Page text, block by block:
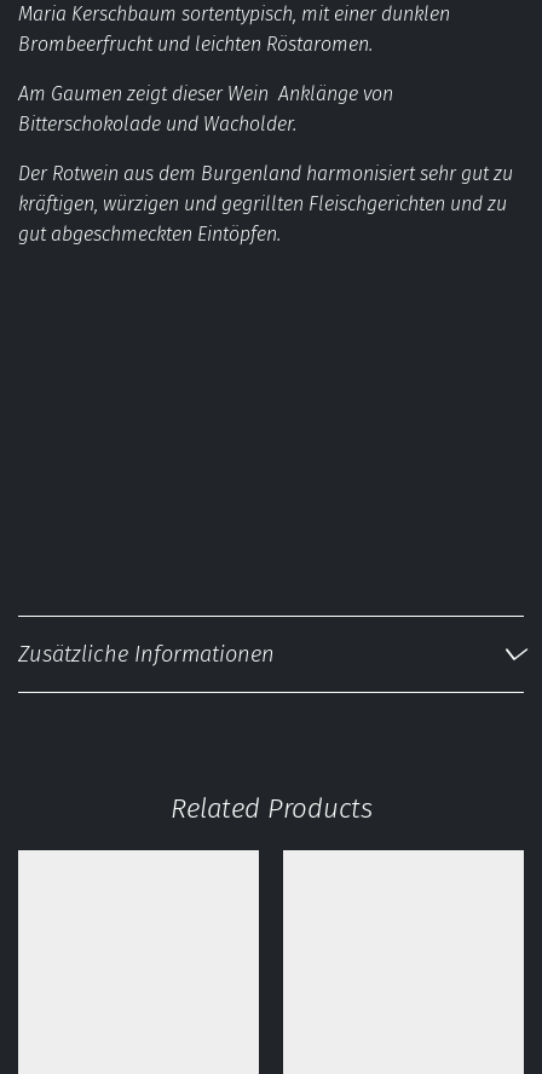
Maria Kerschbaum sortentypisch, mit einer dunklen
Brombeerfrucht und leichten Röstaromen.
Am Gaumen zeigt dieser Wein Anklänge von
Bitterschokolade und Wacholder.
Der Rotwein aus dem Burgenland harmonisiert sehr gut zu
kräftigen, würzigen und gegrillten Fleischgerichten und zu
gut abgeschmeckten Eintöpfen.
Zusätzliche Informationen
Related Products